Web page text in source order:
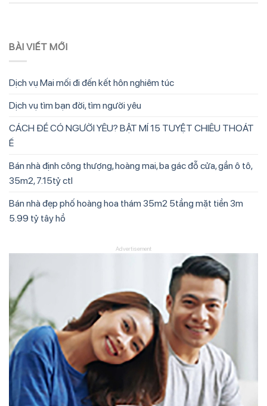
BÀI VIẾT MỚI
Dịch vụ Mai mối đi đến kết hôn nghiêm túc
Dịch vụ tìm bạn đời, tìm người yêu
CÁCH ĐỂ CÓ NGƯỜI YÊU? BẬT MÍ 15 TUYỆT CHIÊU THOÁT
Ế
Bán nhà định công thượng, hoàng mai, ba gác đỗ cửa, gần ô tô,
35m2, 7.15tỷ ctl
Bán nhà đẹp phố hoàng hoa thám 35m2 5tầng mặt tiền 3m
5.99 tỷ tây hồ
Advertisement